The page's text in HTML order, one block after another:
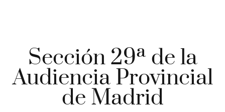
Sección 29ª de la
Audiencia Provincial
de Madrid